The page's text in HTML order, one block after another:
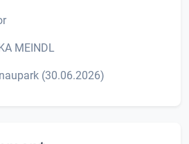
MEINDL
(30.06.2026)